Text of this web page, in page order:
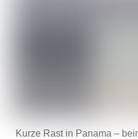
Kurze Rast in Panama –